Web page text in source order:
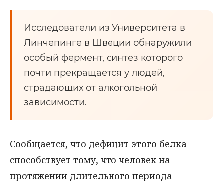
Исследователи из Университета в
Линчепинге в Швеции обнаружили
особый фермент, синтез которого
почти прекращается у людей,
страдающих от алкогольной
зависимости.
Сообщается, что дефицит этого белка
способствует тому, что человек на
протяжении длительного периода